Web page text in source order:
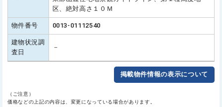
区、絶対高さ１０Ｍ
物件番号 0013-01112540
建物状況調
査日
－
掲載物件情報の表示について
（ご注意）
価格などの上記の内容は、変更になっている場合があります。